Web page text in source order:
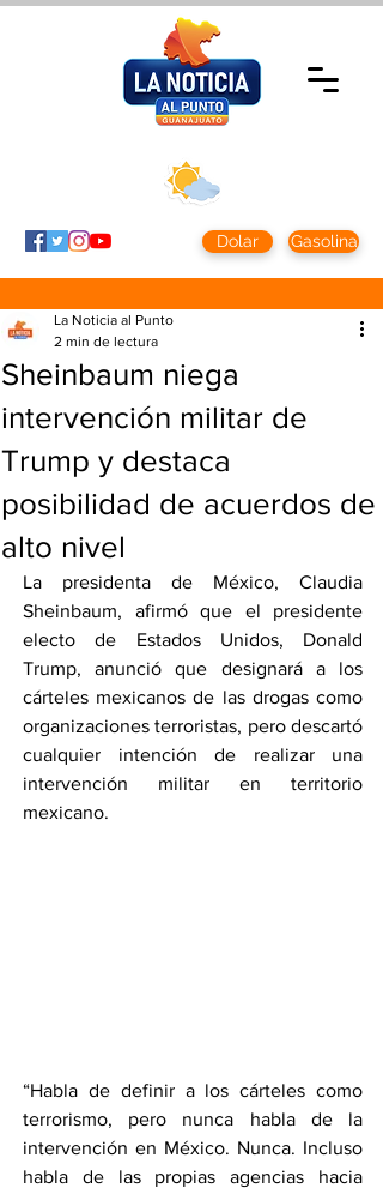
Dolar Gasolina
Sheinbaum niega
intervención militar de
Trump y destaca
posibilidad de acuerdos de
alto nivel
La Noticia al Punto
2 min de lectura
La presidenta de México, Claudia
Sheinbaum, afirmó que el presidente
electo de Estados Unidos, Donald
Trump, anunció que designará a los
cárteles mexicanos de las drogas como
organizaciones terroristas, pero descartó
cualquier intención de realizar una
intervención militar en territorio
mexicano.
“Habla de definir a los cárteles como
terrorismo, pero nunca habla de la
intervención en México. Nunca. Incluso
habla de las propias agencias hacia